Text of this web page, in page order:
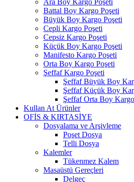
Ara Boy Kargo Poşeti
Battal Boy Kargo Poşeti
Büyük Boy Kargo Poşeti
Cepli Kargo Poşeti
Cepsiz Kargo Poşeti
Küçük Boy Kargo Poşeti
Manifesto Kargo Poşeti
Orta Boy Kargo Poşeti
Şeffaf Kargo Poşeti
Şeffaf Büyük Boy
Şeffaf Küçük Boy
Şeffaf Orta Boy
Kullan At Ürünler
OFİS & KIRTASİYE
Dosyalama ve Arşivleme
Poşet Dosya
Telli Dosya
Kalemler
Tükenmez Kalem
Masaüstü Gereçleri
Delgeç